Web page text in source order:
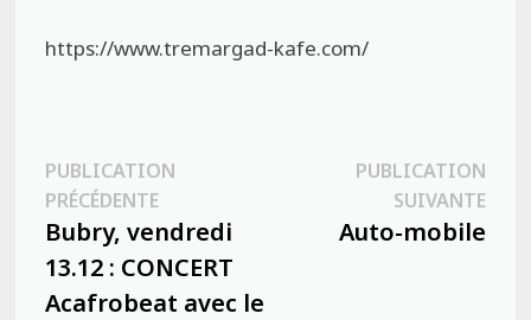
https://www.tremargad-kafe.com/
Navigation
de
l’article
PUBLICATION
PRÉCÉDENTEPublication
précédente :
Bubry, vendredi
13.12 : CONCERT
Acafrobeat avec le
PUBLICATION
SUIVANTE
Auto-mobile